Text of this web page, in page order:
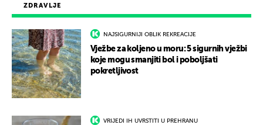
ZDRAVLJE
NAJSIGURNIJI OBLIK REKREACIJE
Vježbe za koljeno u moru: 5 sigurnih vježbi
koje mogu smanjiti bol i poboljšati
pokretljivost
VRIJEDI IH UVRSTITI U PREHRANU